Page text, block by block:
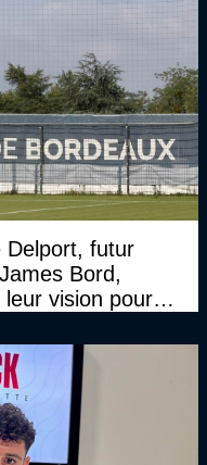
Delport, futur
Bord,
vision pour